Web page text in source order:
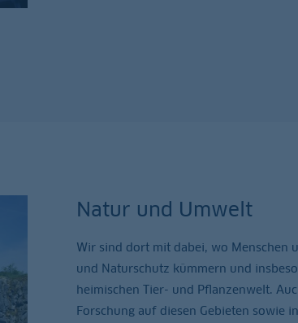
Natur und Umwelt
Wir sind dort mit dabei, wo Menschen
und Naturschutz kümmern und
heimischen Tier- und Pflanzenwelt.
Forschung auf diesen Gebieten sowie